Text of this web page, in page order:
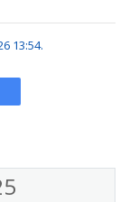
13:54.